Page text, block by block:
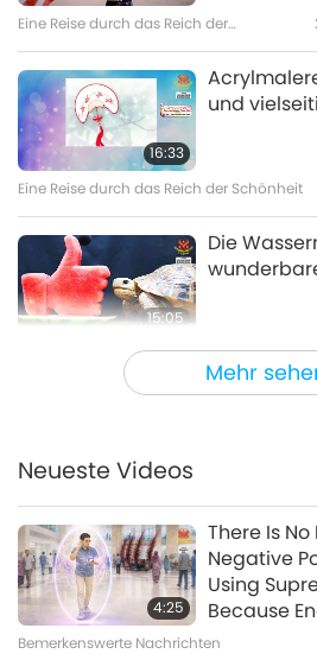
Mehr
Eine Reise durch das Reich der
16:33
und
Eine Reise durch das Reich der Schönheit
15:05
Die
Eine Reise durch das Reich der
19:00
Schönheit
17:16
Die Gitarre
der Welt,
Neueste Videos
4:25
There Is
Negative
Using
Because
from It Is
Bemerkenswerte Nachrichten